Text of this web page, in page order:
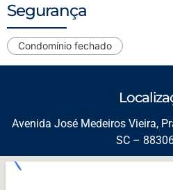
Segurança
Condomínio fechado
Avenida José Medeiros Vieira,
SC –